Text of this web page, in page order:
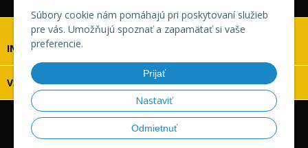
Súbory cookie nám pomáhajú pri poskytovaní služieb
pre vás. Umožňujú spoznať a zapamätať si vaše
preferencie.
Prijať
Nastaviť
Odmietnuť
INFOLINKA
VŠETKO O NÁKUPE
© 2026 Vaskonaradie.sk •tvorba eshopu cez UNIobchod
webhostingspoločnostiWEBYGROUP